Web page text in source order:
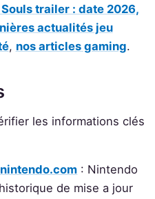
trailer : date 2026,
actualités jeu
, nos articles gaming.
les informations clés
: Nintendo
de mise a jour